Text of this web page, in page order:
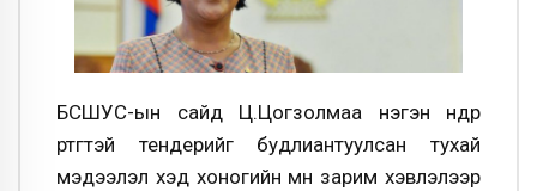
БСШУС-ын сайд Ц.Цогзолмаа нэгэн өндөр
өртөгтэй тендерийг будлиантуулсан тухай
мэдээлэл хэд хоногийн өмнө зарим хэвлэлээр